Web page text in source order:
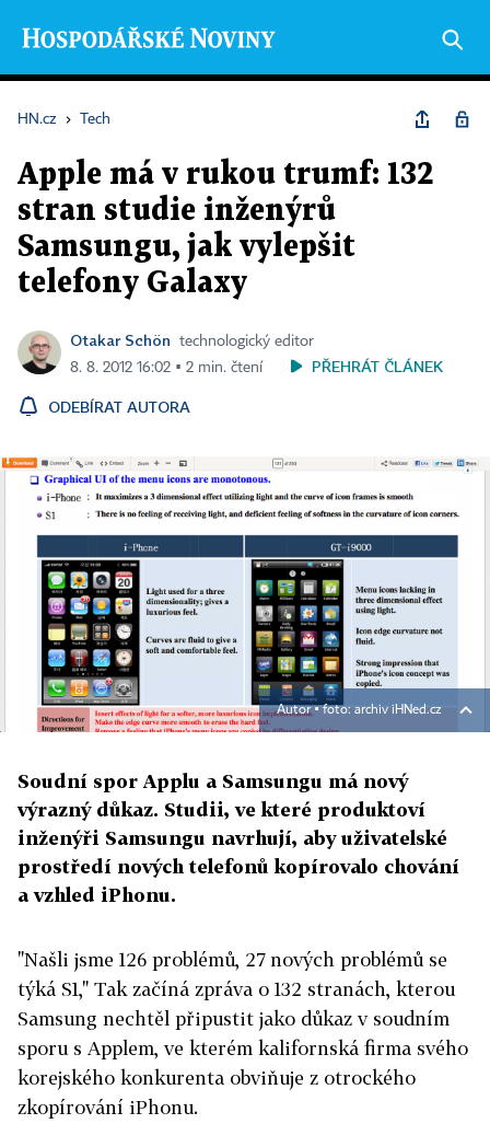
HN.cz › Tech
Apple má v rukou trumf: 132
stran studie inženýrů
Samsungu, jak vylepšit
telefony Galaxy
Otakar Schön
technologický editor
8. 8. 2012 16:02 ▪ 2 min. čtení
PŘEHRÁT ČLÁNEK
ODEBÍRAT AUTORA
Autor ▪foto: archiv iHNed.cz
Soudní spor Applu a Samsungu má nový
výrazný důkaz. Studii, ve které produktoví
inženýři Samsungu navrhují, aby uživatelské
prostředí nových telefonů kopírovalo chování
a vzhled iPhonu.
"Našli jsme 126 problémů, 27 nových problémů se
týká S1," Tak začíná zpráva o 132 stranách, kterou
Samsung nechtěl připustit jako důkaz v soudním
sporu s Applem, ve kterém kalifornská firma svého
korejského konkurenta obviňuje z otrockého
zkopírování iPhonu.